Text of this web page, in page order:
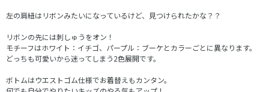
左の肩紐はリボンみたいになっているけど、見つけられたかな？？
リボンの先には刺しゅうをオン！
モチーフはホワイト：イチゴ、パープル：ブーケとカラーごとに異なります。
どっちも可愛いから迷ってしまう2色展開です。
ボトムはウエストゴム仕様でお着替えもカンタン。